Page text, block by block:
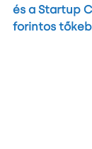
és a Startup
forintos